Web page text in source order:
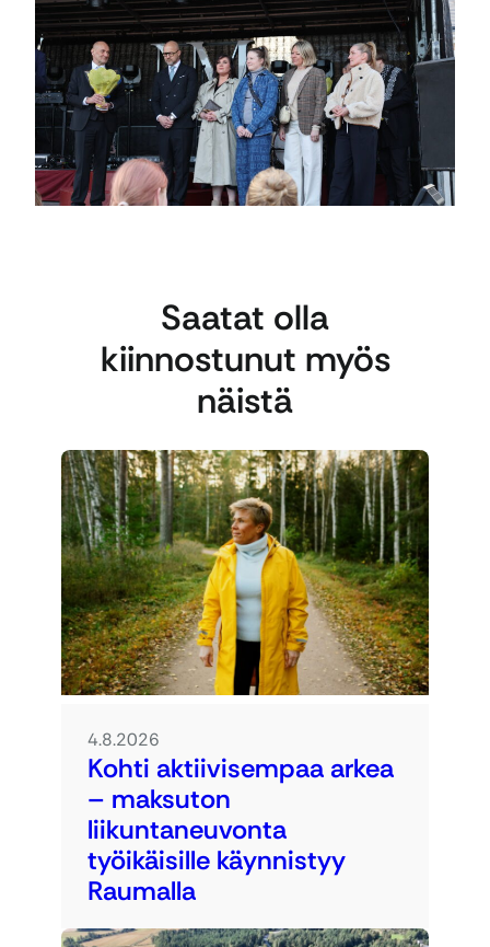
Saatat olla
kiinnostunut myös
näistä
4.8.2026
Kohti aktiivisempaa arkea
– maksuton
liikuntaneuvonta
työikäisille käynnistyy
Raumalla